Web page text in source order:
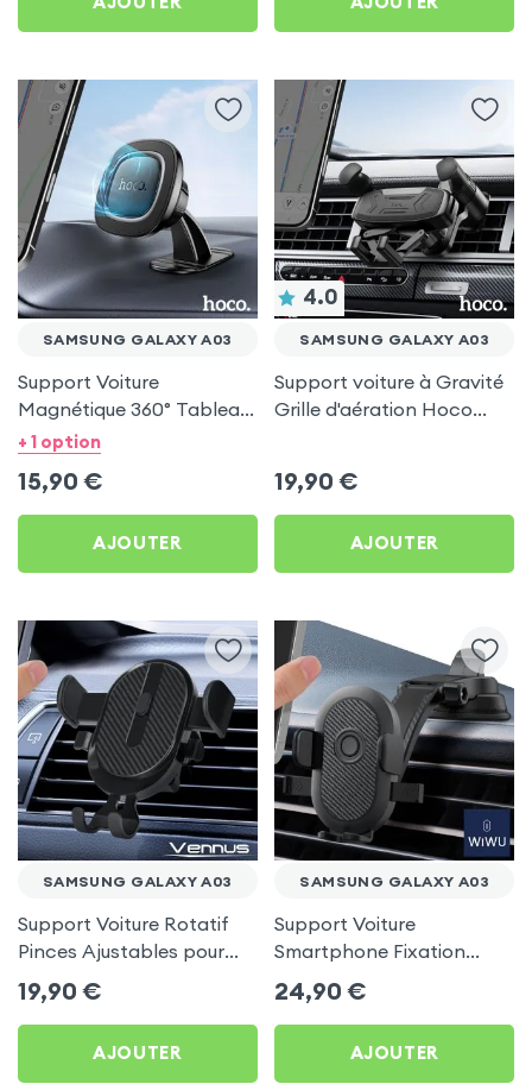
SAMSUNG GALAXY A03
Support Voiture
Magnétique 360° Tableau
de bord Hoco pour
+ 1 option
15,90 €
AJOUTER
4.0
SAMSUNG GALAXY A03
Support voiture à Gravité
Grille d'aération Hoco
19,90 €
AJOUTER
SAMSUNG GALAXY A03
Support Voiture Rotatif
Pinces Ajustables pour
Samsung Galaxy A03
19,90 €
AJOUTER
SAMSUNG GALAXY A03
Support Voiture
Smartphone Fixation
Ventouse Noir, Wiwu pour
Samsung Galaxy A03
24,90 €
AJOUTER